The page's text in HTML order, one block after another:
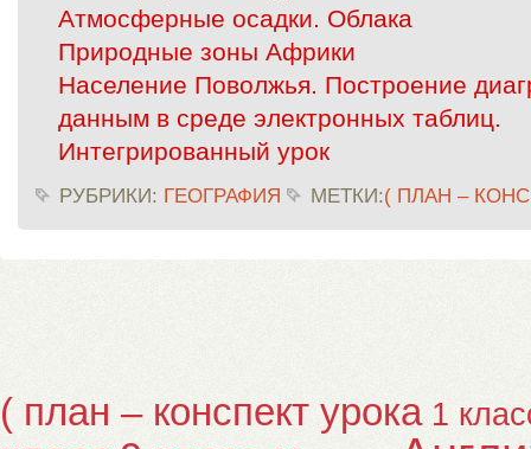
Атмосферные осадки. Облака
Природные зоны Африки
Население Поволжья. Построение
данным в среде электронных таблиц.
Интегрированный урок
РУБРИКИ: ГЕОГРАФИЯ МЕТКИ:( ПЛАН –
( план – конспект урока 1